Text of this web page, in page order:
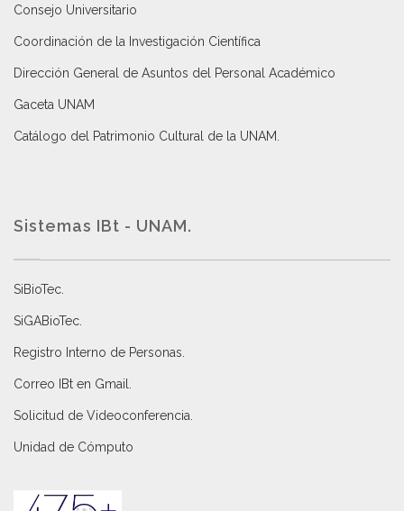
Consejo Universitario
Coordinación de la Investigación Científica
Dirección General de Asuntos del Personal Académico
Gaceta UNAM
Catálogo del Patrimonio Cultural de la UNAM.
Sistemas IBt - UNAM.
SiBioTec
SiGABioTec.
Registro Interno de Personas
Correo IBt en Gmail
Solicitud de Videoconferencia.
Unidad de Cómputo